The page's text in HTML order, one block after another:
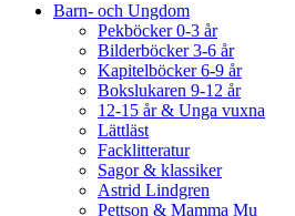
Barn- och Ungdom
Pekböcker 0-3 år
Bilderböcker 3-6 år
Kapitelböcker 6-9 år
Bokslukaren 9-12 år
12-15 år & Unga vuxna
Lättläst
Facklitteratur
Sagor & klassiker
Astrid Lindgren
Pettson & Mamma Mu